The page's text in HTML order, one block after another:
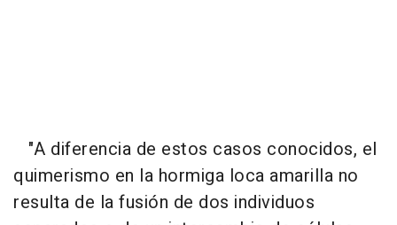
"A diferencia de estos casos conocidos, el
quimerismo en la hormiga loca amarilla no
resulta de la fusión de dos individuos